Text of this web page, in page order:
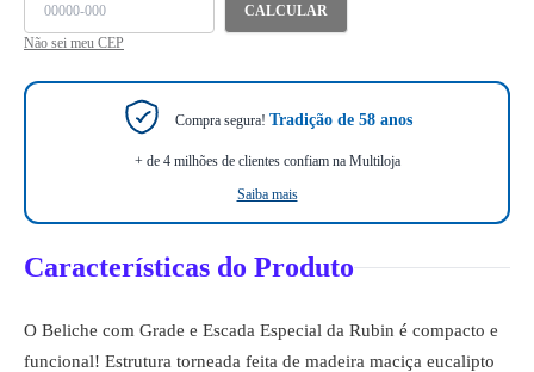
CALCULAR
Não sei meu CEP
Compra segura! Tradição de 58 anos
+ de 4 milhões de clientes confiam na Multiloja
Saiba mais
Características do Produto
O Beliche com Grade e Escada Especial da Rubin é compacto e
funcional! Estrutura torneada feita de madeira maciça eucalipto